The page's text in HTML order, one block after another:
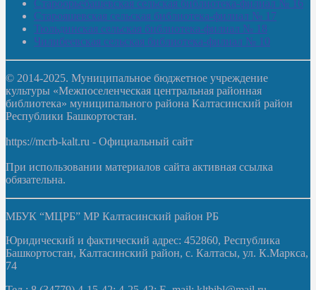
Староорьебашевская сельская библиотека-филиал № 16
Старояшевская сельская библиотека-филиал № 17
Тюльдинская сельская библиотека-филиал № 18
Чилибеевская сельская библиотека-филиал № 10
© 2014-2025. Муниципальное бюджетное учреждение
культуры «Межпоселенческая центральная районная
библиотека» муниципального района Калтасинский район
Республики Башкортостан.
https://mcrb-kalt.ru - Официальный сайт
При использовании материалов сайта активная ссылка
обязательна.
МБУК “МЦРБ” МР Калтасинский район РБ
Юридический и фактический адрес: 452860, Республика
Башкортостан, Калтасинский район, с. Калтасы, ул. К.Маркса,
74